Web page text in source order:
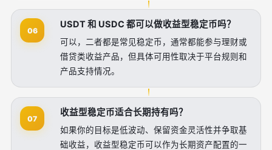
06
USDT 和 USDC 都可以做收益型稳定币吗？
可以，二者都是常见稳定币，通常都能参与理财或
借贷类收益产品，但具体可用性取决于平台规则和
产品支持情况。
07
收益型稳定币适合长期持有吗？
如果你的目标是低波动、保留资金灵活性并争取基
础收益，收益型稳定币可以作为长期资产配置的一